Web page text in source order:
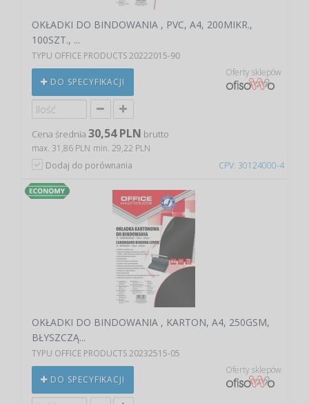
CPV: 30124000-4
OKŁADKI DO BINDOWANIA , PVC, A4, 200MIKR.,
100SZT., ...
TYPU OFFICE PRODUCTS 20222015-90
DO SPECYFIKACJI
Oferty sklepów
Cena średnia 30,54 PLN brutto
max. 31,86 PLN min. 29,22 PLN
Dodaj do porównania
OKŁADKI DO BINDOWANIA , KARTON, A4, 250GSM,
BŁYSZCZĄ...
TYPU OFFICE PRODUCTS 20232515-05
DO SPECYFIKACJI
Oferty sklepów